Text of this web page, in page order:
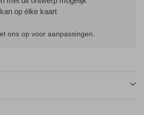
op élke kaart
ons op voor aanpassingen.